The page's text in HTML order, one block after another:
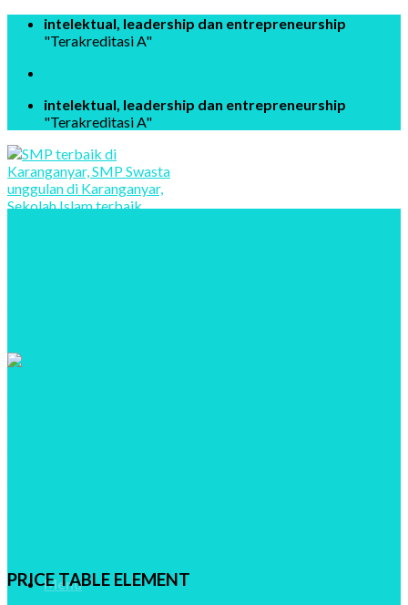
Skip
intelektual, leadership dan entrepreneurship
"Terakreditasi A"
intelektual, leadership dan entrepreneurship
"Terakreditasi A"
Menu
PRICE TABLE ELEMENT